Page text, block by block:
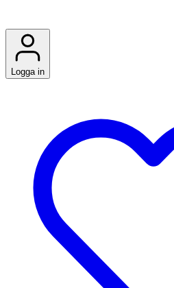
Logga in